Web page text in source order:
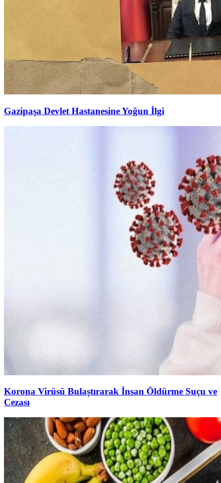
Gazipaşa Devlet Hastanesine Yoğun İlgi
Korona Virüsü Bulaştırarak İnsan Öldürme Suçu ve
Cezası